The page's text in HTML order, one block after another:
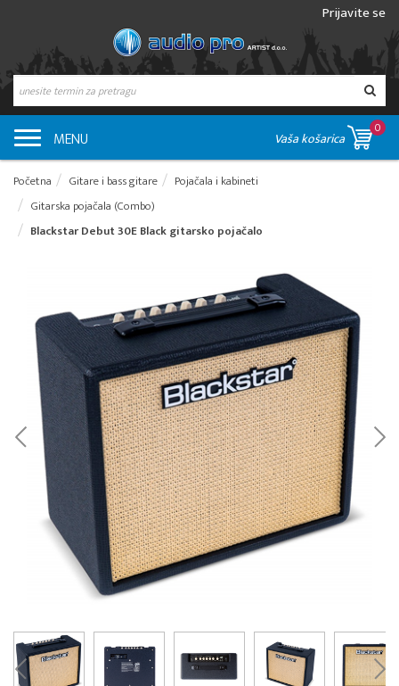
Prijavite se
MENU Vaša košarica
0
Početna Gitare i bass gitare
Pojačala i kabineti
Gitarska pojačala (Combo)
Blackstar Debut 30E Black gitarsko pojačalo